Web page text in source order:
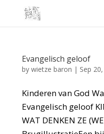
Evangelisch geloof
by wietze baron | Sep
Kinderen van God
Evangelisch geloof
WAT DENKEN ZE